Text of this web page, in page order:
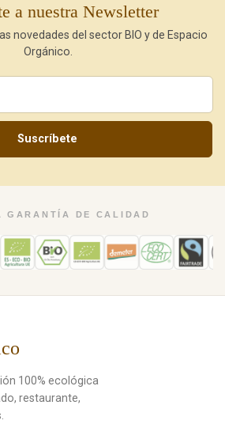
a nuestra Newsletter
novedades del sector BIO y de Espacio
Orgánico.
Suscríbete
GARANTÍA DE CALIDAD
100% ecológica
restaurante,